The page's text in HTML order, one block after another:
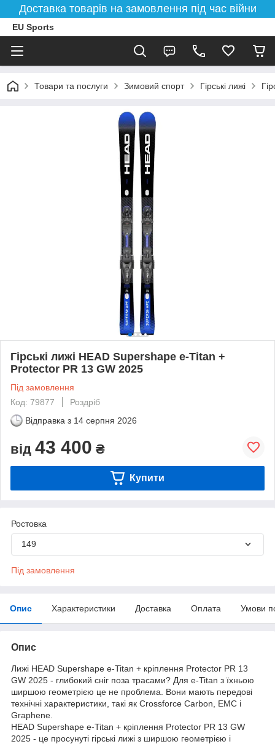
Доставка товарів на замовлення під час війни
EU Sports
Товари та послуги Зимовий спорт Гірські лижі
Гірські лижі HEAD Supershape e-Titan +
Protector PR 13 GW 2025
Під замовлення
Код: 79877
Роздріб
Відправка з 14 серпня 2026
від 43 400 ₴
Купити
Ростовка
149
Під замовлення
Опис Характеристики Доставка Оплата Умови
Опис
Лижі HEAD Supershape e-Titan + кріплення Protector PR 13
GW 2025 - глибокий сніг поза трасами? Для e-Titan з їхньою
ширшою геометрією це не проблема. Вони мають передові
технічні характеристики, такі як Crossforce Carbon, EMC і
Graphene.
HEAD Supershape e-Titan + кріплення Protector PR 13 GW
2025 - це просунуті гірські лижі з ширшою геометрією і